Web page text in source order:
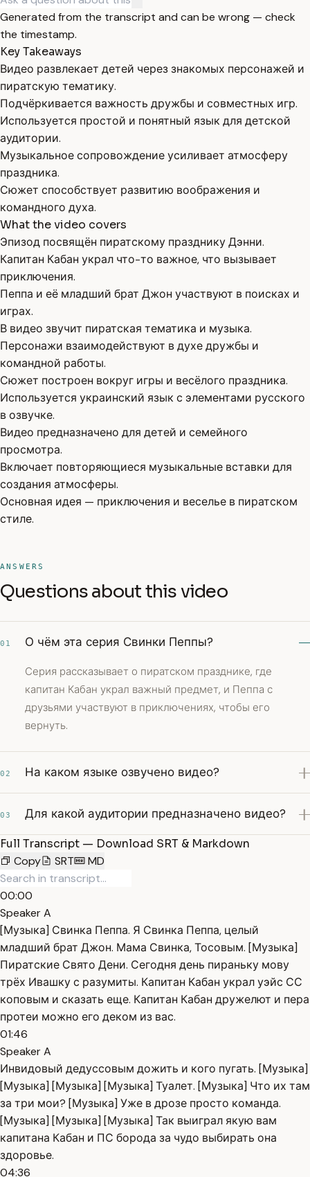
Generated from the transcript and can be wrong — check
the timestamp.
Key Takeaways
Видео развлекает детей через знакомых персонажей и
пиратскую тематику.
Подчёркивается важность дружбы и совместных игр.
Используется простой и понятный язык для детской
аудитории.
Музыкальное сопровождение усиливает атмосферу
праздника.
Сюжет способствует развитию воображения и
командного духа.
What the video covers
Эпизод посвящён пиратскому празднику Дэнни.
Капитан Кабан украл что-то важное, что вызывает
приключения.
Пеппа и её младший брат Джон участвуют в поисках и
играх.
В видео звучит пиратская тематика и музыка.
Персонажи взаимодействуют в духе дружбы и
командной работы.
Сюжет построен вокруг игры и весёлого праздника.
Используется украинский язык с элементами русского
в озвучке.
Видео предназначено для детей и семейного
просмотра.
Включает повторяющиеся музыкальные вставки для
создания атмосферы.
Основная идея — приключения и веселье в пиратском
стиле.
ANSWERS
Questions about this video
01 О чём эта серия Свинки Пеппы?
Серия рассказывает о пиратском празднике, где
капитан Кабан украл важный предмет, и Пеппа с
друзьями участвуют в приключениях, чтобы его
вернуть.
02 На каком языке озвучено видео?
03 Для какой аудитории предназначено видео?
Full Transcript — Download SRT & Markdown
Copy
SRT MD
00:00
Speaker A
[Музыка] Свинка Пеппа. Я Свинка Пеппа, целый
младший брат Джон. Мама Свинка, Тосовым. [Музыка]
Пиратские Свято Дени. Сегодня день пираньку мову
трёх Ивашку с разумиты. Капитан Кабан украл уэйс СС
коповым и сказать еще. Капитан Кабан дружелют и пера
протеи можно его деком из вас.
01:46
Speaker A
Инвидовый дедуссовым дожить и кого пугать. [Музыка]
[Музыка] [Музыка] [Музыка] Туалет. [Музыка] Что их там
за три мои? [Музыка] Уже в дрозе просто команда.
[Музыка] [Музыка] [Музыка] Так выиграл якую вам
капитана Кабан и ПС борода за чудо выбирать она
здоровье.
04:36